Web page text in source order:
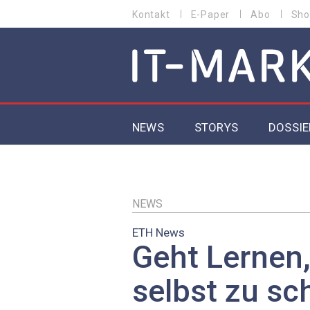
zum
MENU
Kontakt E-Paper Abo
MAIN NAVIGATION
NEWS STORYS
EU-
NEWS
ETH News
Geht
selbst zu